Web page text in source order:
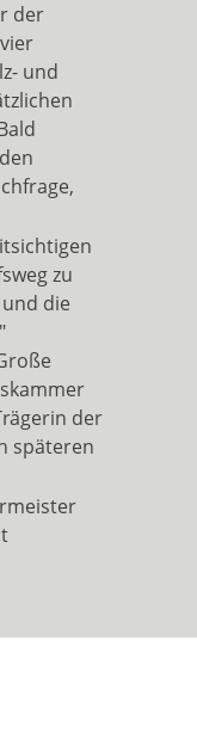
der
und
zu
die
der
späteren